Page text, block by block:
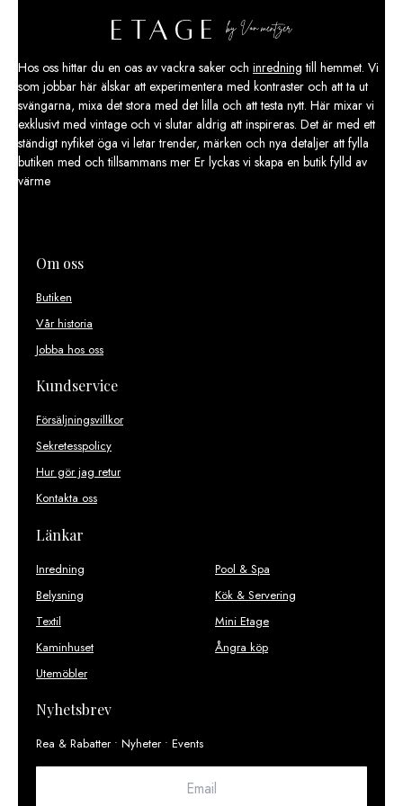
Hos oss hittar du en oas av vackra saker och inredning till hemmet. Vi
som jobbar här älskar att experimentera med kontraster och att ta ut
svängarna, mixa det stora med det lilla och att testa nytt. Här mixar vi
exklusivt med vintage och vi slutar aldrig att inspireras. Det är med ett
ständigt nyfiket öga vi letar trender, märken och nya detaljer att fylla
butiken med och tillsammans mer Er lyckas vi skapa en butik fylld av
värme
Om oss
Butiken
Vår historia
Jobba hos oss
Kundservice
Försäljningsvillkor
Sekretesspolicy
Hur gör jag retur
Kontakta oss
Länkar
Inredning
Belysning
Textil
Kaminhuset
Utemöbler
Pool & Spa
Kök & Servering
Mini Etage
Ångra köp
Nyhetsbrev
Rea & Rabatter • Nyheter • Events